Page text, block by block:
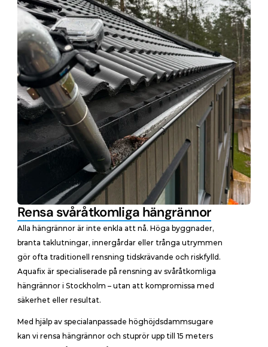
Rensa svåråtkomliga hängrännor
Alla hängrännor är inte enkla att nå. Höga byggnader,
branta taklutningar, innergårdar eller trånga utrymmen
gör ofta traditionell rensning tidskrävande och riskfylld.
Aquafix är specialiserade på rensning av svåråtkomliga
hängrännor i Stockholm – utan att kompromissa med
säkerhet eller resultat.
Med hjälp av specialanpassade hög­höjdsdammsugare
kan vi rensa hängrännor och stuprör upp till 15 meters